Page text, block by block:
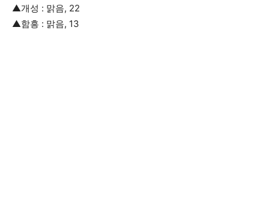
▲개성 : 맑음, 22
▲함흥 : 맑음, 13